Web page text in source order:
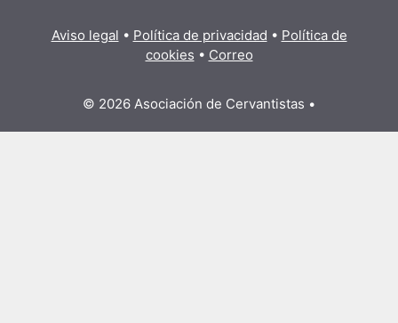
Aviso legal • Política de privacidad • Política de
cookies • Correo
© 2026 Asociación de Cervantistas •